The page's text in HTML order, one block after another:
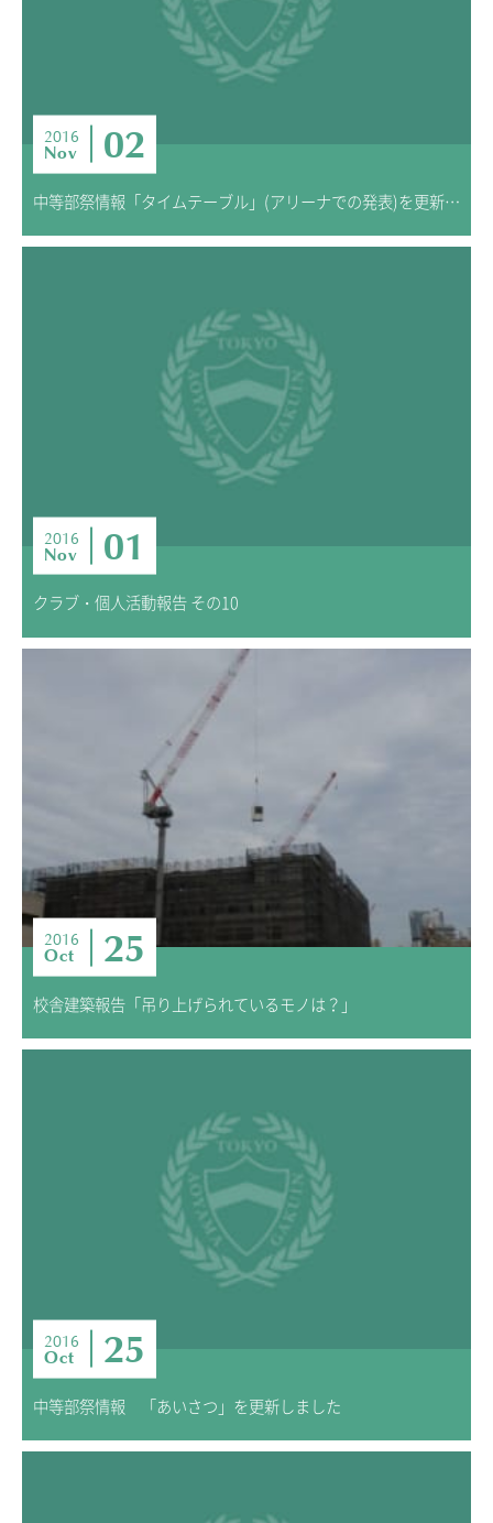
2016
Nov 02
中等部祭情報「タイムテーブル」(アリーナでの発表)を更新しました
2016
Nov 01
クラブ・個人活動報告 その10
2016
Oct 25
校舎建築報告「吊り上げられているモノは？」
2016
Oct 25
中等部祭情報 「あいさつ」を更新しました